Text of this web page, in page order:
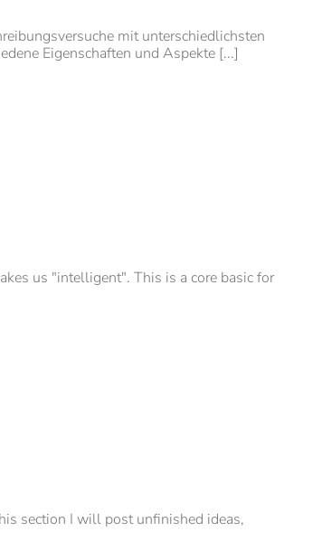
mit unterschiedlichsten
Eigenschaften und Aspekte [...]
us "intelligent". This is a core basic for
section I will post unfinished ideas,